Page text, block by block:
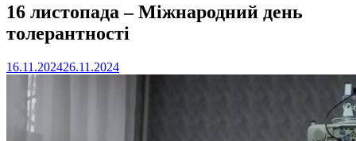
16 листопада – Міжнародний день
толерантності
16.11.202426.11.2024